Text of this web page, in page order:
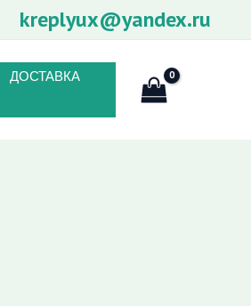
kreplyux@yandex.ru
ДОСТАВКА